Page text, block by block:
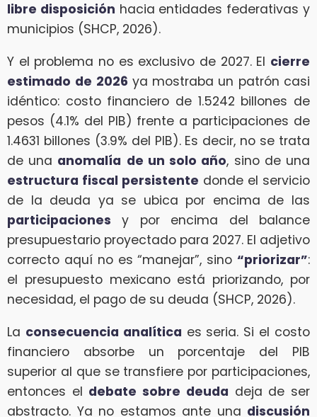
libre disposición hacia entidades federativas y
municipios (SHCP, 2026).
Y el problema no es exclusivo de 2027. El cierre
estimado de 2026 ya mostraba un patrón casi
idéntico: costo financiero de 1.5242 billones de
pesos (4.1% del PIB) frente a participaciones de
1.4631 billones (3.9% del PIB). Es decir, no se trata
de una anomalía de un solo año, sino de una
estructura fiscal persistente donde el servicio
de la deuda ya se ubica por encima de las
participaciones y por encima del balance
presupuestario proyectado para 2027. El adjetivo
correcto aquí no es “manejar”, sino “priorizar”:
el presupuesto mexicano está priorizando, por
necesidad, el pago de su deuda (SHCP, 2026).
La consecuencia analítica es seria. Si el costo
financiero absorbe un porcentaje del PIB
superior al que se transfiere por participaciones,
entonces el debate sobre deuda deja de ser
abstracto. Ya no estamos ante una discusión